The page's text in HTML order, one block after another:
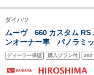
ダイハツ
ムーヴ 660 カスタム
ンオーナー車 パノラミ
BLUETOOTH ベンチシ
ミラー フロントカメラ
ス サイドカメラ ドラ
ディーラー保証 購入プラン付